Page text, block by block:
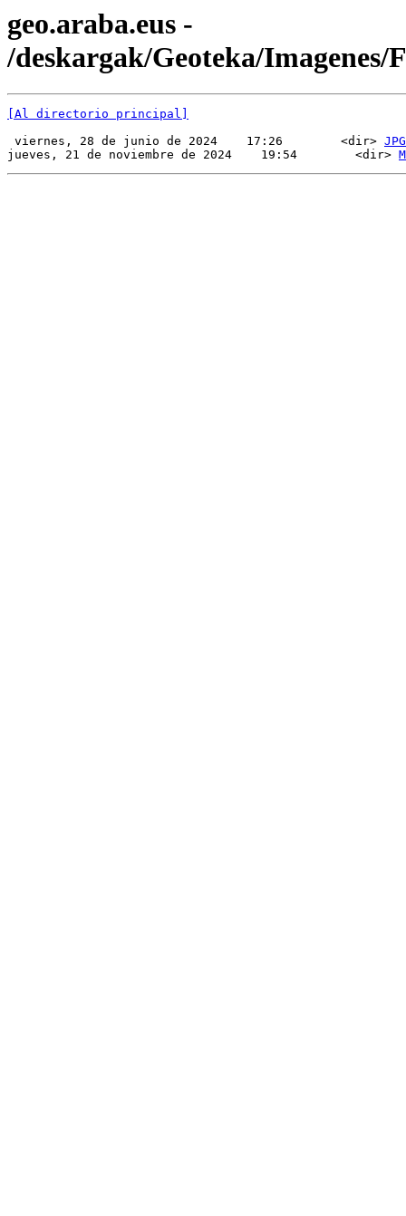
geo.araba.eus -
/deskargak/Geoteka/Imagenes/
[Al directorio principal]
viernes, 28 de junio de 2024    17:26        <dir> JPG
jueves, 21 de noviembre de 2024    19:54        <dir>